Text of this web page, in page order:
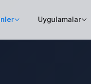
Uygulamalar